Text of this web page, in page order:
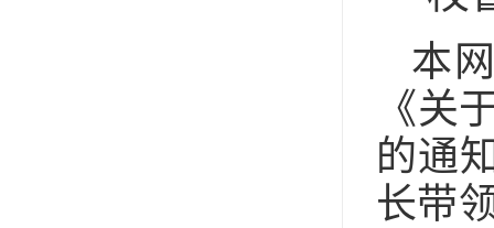
本
《关
的通
长带